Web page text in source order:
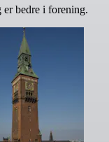
bedre i forening.